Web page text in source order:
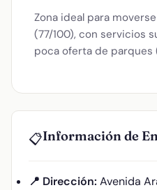
Zona ideal para
(77/100), con servicios
poca oferta de parques
📋Información de
📍 Dirección: Avenida